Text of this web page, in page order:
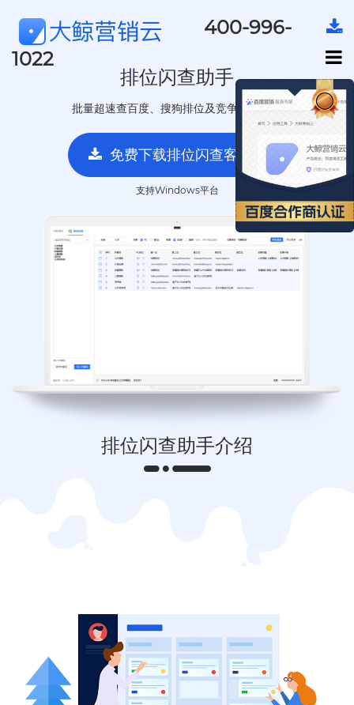
400-996-
1022
排位闪查助手
批量超速查百度、搜狗排位及竞争对手分布
免费下载排位闪查客户端
支持Windows平台
排位闪查助手介绍